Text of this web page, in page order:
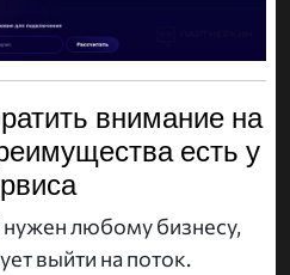
внимание на
есть у
любому бизнесу,
выйти на поток.